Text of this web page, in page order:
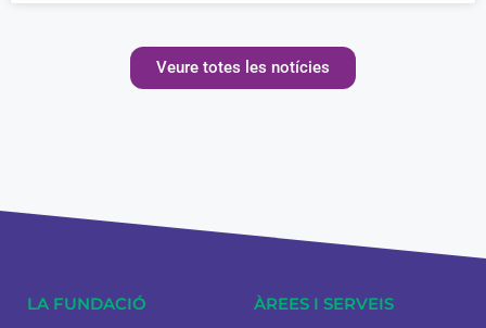
Veure totes les notícies
LA FUNDACIÓ ÀREES I SERVEIS